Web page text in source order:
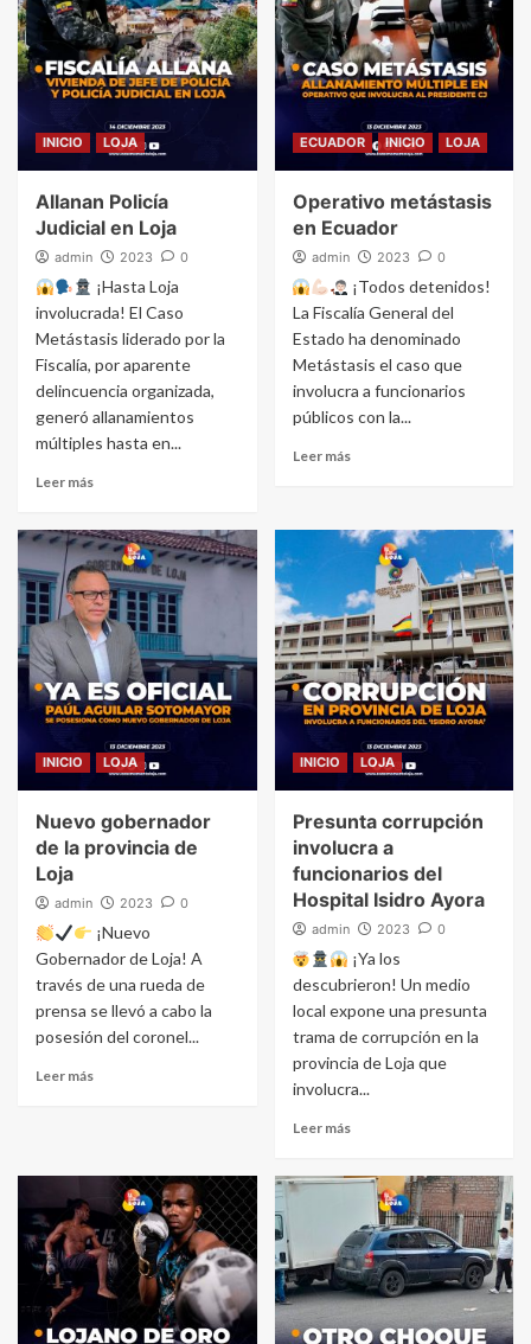
INICIO LOJA
Allanan Policía
Judicial en Loja
admin 2023 0
¡Hasta Loja
involucrada! El Caso
Metástasis liderado por la
Fiscalía, por aparente
delincuencia organizada,
generó allanamientos
múltiples hasta en...
Leer más
ECUADOR INICIO LOJA
Operativo metástasis
en Ecuador
admin 2023 0
¡Todos detenidos!
La Fiscalía General del
Estado ha denominado
Metástasis el caso que
involucra a funcionarios
públicos con la...
Leer más
INICIO LOJA
Nuevo gobernador
de la provincia de
Loja
admin 2023 0
¡Nuevo
Gobernador de Loja! A
través de una rueda de
prensa se llevó a cabo la
posesión del coronel...
Leer más
INICIO LOJA
Presunta corrupción
involucra a
funcionarios del
Hospital Isidro Ayora
admin 2023 0
¡Ya los
descubrieron! Un medio
local expone una presunta
trama de corrupción en la
provincia de Loja que
involucra...
Leer más